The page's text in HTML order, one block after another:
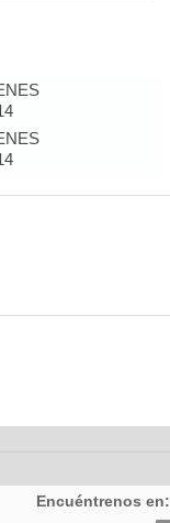
Encuéntrenos en: